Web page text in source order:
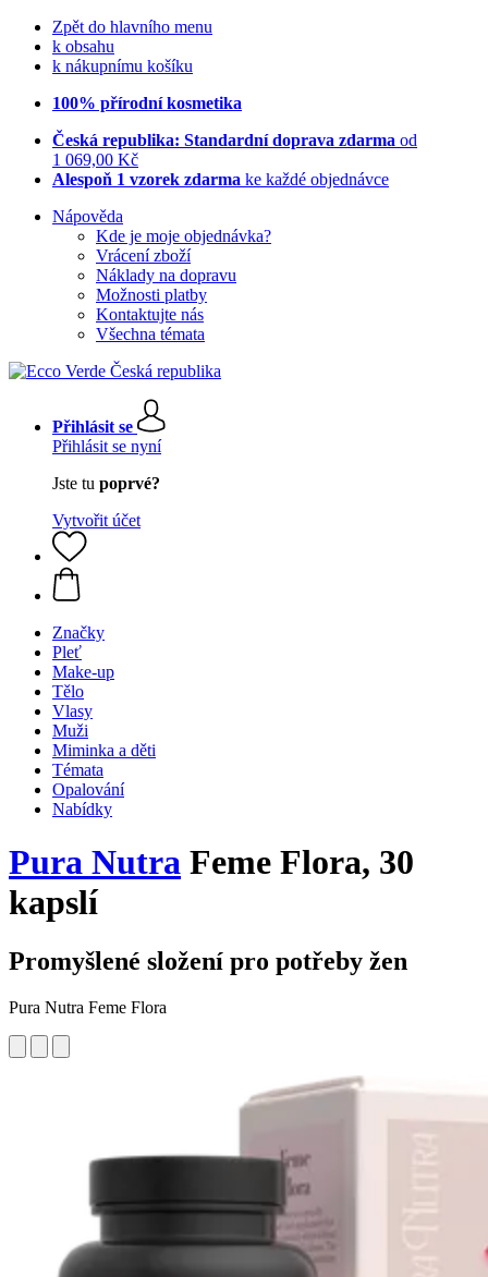
Zpět do hlavního menu
k obsahu
k nákupnímu košíku
100% přírodní kosmetika
Česká republika: Standardní doprava zdarma od
1 069,00 Kč
Alespoň 1 vzorek zdarma ke každé objednávce
Nápověda
Kde je moje objednávka?
Vrácení zboží
Náklady na dopravu
Možnosti platby
Kontaktujte nás
Všechna témata
Přihlásit se
Přihlásit se nyní
Jste tu poprvé?
Vytvořit účet
Značky
Pleť
Make-up
Tělo
Vlasy
Muži
Miminka a děti
Témata
Opalování
Nabídky
Pura Nutra Feme Flora, 30
kapslí
Promyšlené složení pro potřeby žen
Pura Nutra Feme Flora